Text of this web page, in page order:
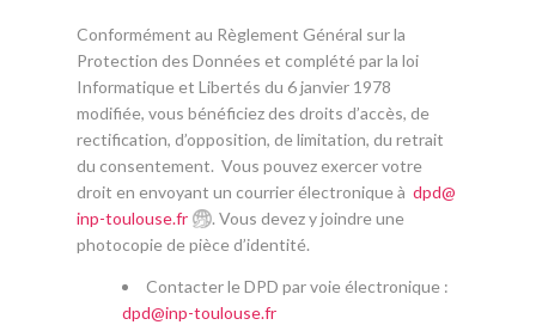
Conformément au Règlement Général sur la
Protection des Données et complété par la loi
Informatique et Libertés du 6 janvier 1978
modifiée, vous bénéficiez des droits d’accès, de
rectification, d’opposition, de limitation, du retrait
du consentement. Vous pouvez exercer votre
droit en envoyant un courrier électronique à dpd@
inp-toulouse.fr
. Vous devez y joindre une
photocopie de pièce d’identité.
Contacter le DPD par voie électronique :
dpd@inp-toulouse.fr